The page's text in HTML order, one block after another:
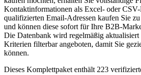
Kontaktinformationen als Excel- oder
qualifizierten Email-Adressen kaufen Sie
und können diese sofort für Ihre B2B-
Die Datenbank wird regelmäßig aktualisiert
Kriterien filterbar angeboten, damit Sie
können.
Dieses Komplettpaket enthält 223